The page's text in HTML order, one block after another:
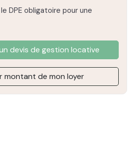
DPE obligatoire pour une
devis de gestion locative
montant de mon loyer